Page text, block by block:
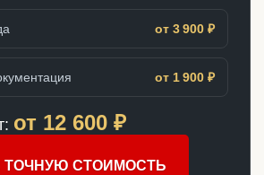
от 3 900 ₽
от 1 900 ₽
от 12 600 ₽
ТОЧНУЮ СТОИМОСТЬ